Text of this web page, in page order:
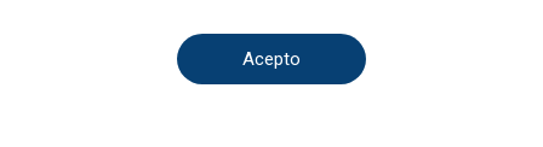
Club de Prensa El InformativoFlash Fashion
La entrevista de Tomás MosciattiLa MañanaLa Noche
Mesa de periodistasMujeres de AtaqueRazón de Estado
Acepto